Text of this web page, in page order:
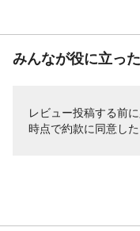
みんなが役に立っ
レビュー投稿する前
時点で約款に同意し